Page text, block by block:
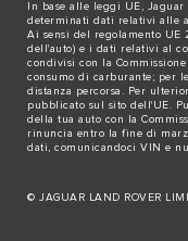
In base alle leggi UE,
determinati dati relativi alle
Ai sensi del regolamento UE
dell'auto) e i dati relativi al
condivisi con la
consumo di carburante; per
distanza percorsa. Per
pubblicato sul sito dell'UE.
della tua auto con la
rinuncia entro la fine di
dati, comunicandoci VIN e
© JAGUAR LAND ROVER